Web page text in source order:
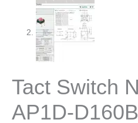
Tact Switch
AP1D-D160B